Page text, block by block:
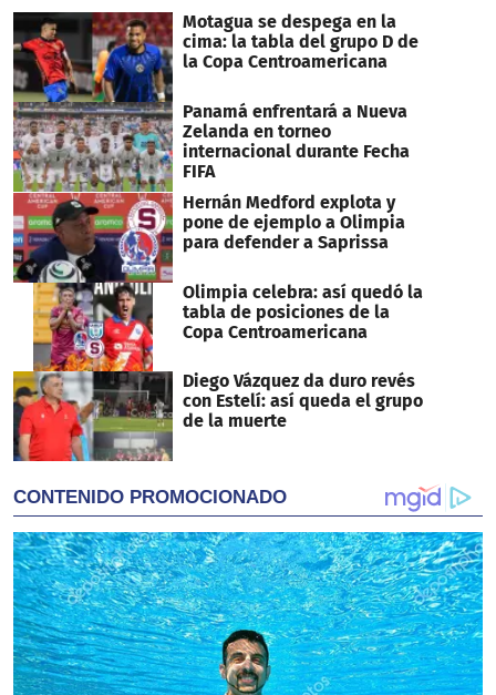
Motagua se despega en la
cima: la tabla del grupo D de
la Copa Centroamericana
Panamá enfrentará a Nueva
Zelanda en torneo
internacional durante Fecha
FIFA
Hernán Medford explota y
pone de ejemplo a Olimpia
para defender a Saprissa
Olimpia celebra: así quedó la
tabla de posiciones de la
Copa Centroamericana
Diego Vázquez da duro revés
con Estelí: así queda el grupo
de la muerte